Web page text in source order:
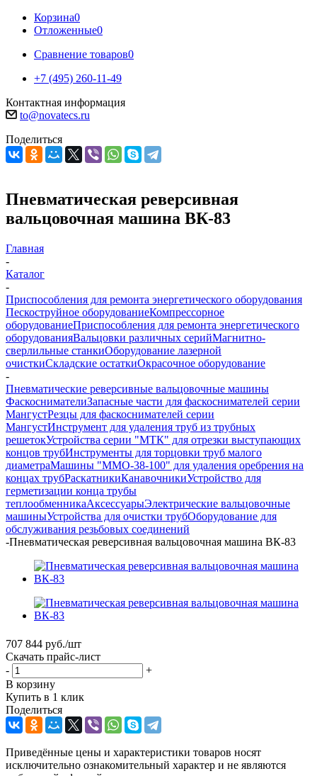
Корзина0
Отложенные0
Сравнение товаров0
+7 (495) 260-11-49
Контактная информация
to@novatecs.ru
Поделиться
Пневматическая реверсивная
вальцовочная машина ВК-83
Главная
-
Каталог
-
Приспособления для ремонта энергетического оборудования
Пескоструйное оборудованиеКомпрессорное
оборудованиеПриспособления для ремонта энергетического
оборудованияВальцовки различных серийМагнитно-
сверлильные станкиОборудование лазерной
очисткиСкладские остаткиОкрасочное оборудование
-
Пневматические реверсивные вальцовочные машины
ФаскоснимателиЗапасные части для фаскоснимателей серии
МангустРезцы для фаскоснимателей серии
МангустИнструмент для удаления труб из трубных
решетокУстройства серии "МТК" для отрезки выступающих
концов трубИнструменты для торцовки труб малого
диаметраМашины "ММО-38-100" для удаления оребрения на
концах трубРаскатникиКанавочникиУстройство для
герметизации конца трубы
теплообменникаАксессуарыЭлектрические вальцовочные
машиныУстройства для очистки трубОборудование для
обслуживания резьбовых соединений
-Пневматическая реверсивная вальцовочная машина ВК-83
707 844 руб./шт
Скачать прайс-лист
-
+
В корзину
Купить в 1 клик
Поделиться
Приведённые цены и характеристики товаров носят
исключительно ознакомительный характер и не являются